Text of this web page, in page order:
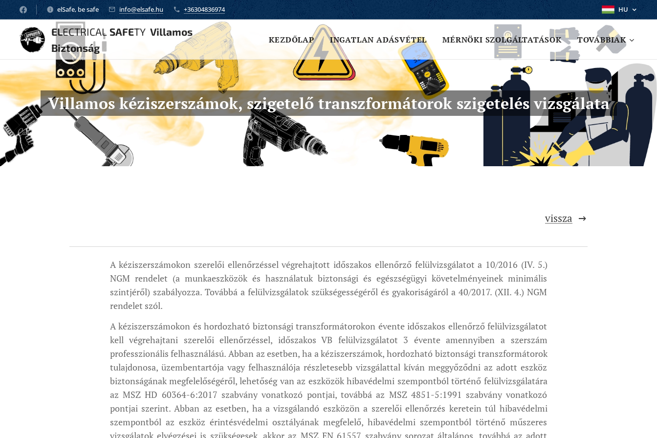
elSafe, be safe info@elsafe.hu +36304836974 HU
ELECTRICAL SAFETY Villamos
Biztonság
KEZDŐLAP INGATLAN ADÁSVÉTEL MÉRNÖKI SZOLGÁLTATÁSOK TOVÁBBIAK
Villamos kéziszerszámok, szigetelő transzformátorok szigetelés vizsgálata
vissza
A kéziszerszámokon szerelői ellenőrzéssel végrehajtott időszakos ellenőrző felülvizs­gálatot a 10/2016 (IV. 5.)
NGM rendelet (a munkaeszközök és használatuk biztonsági és egészségügyi követelményeinek minimális
szintjéről) szabályozza. Továbbá a felülvizsgálatok szükségességéről és gyakoriságáról a 40/2017. (XII. 4.) NGM
rendelet szól.
A kéziszerszámokon és hordozható biztonsági transzformá­torokon évente időszakos ellenőrző felülvizsgá­latot
kell végrehajtani szerelői ellenőrzéssel, időszakos VB felülvizsgálatot 3 évente amennyiben a szerszám
professzionális felhasználású. Abban az esetben, ha a kéziszerszámok, hordoz­ható biztonsági transzformátorok
tulajdonosa, üzembentartója vagy felhasználója részletesebb vizsgálattal kíván meggyőződni az adott eszköz
biztonságának megfelelőségéről, lehetőség van az eszközök hibavédelmi szempontból történő felülvizsgálatára
az MSZ HD 60364-6:2017 szabvány vonatkozó pontjai, továbbá az MSZ 4851-5:1991 szabvány vonatkozó
pontjai szerint. Abban az esetben, ha a vizsgálandó eszközön a szerelői ellenőrzés keretein túl hibavédelmi
szempontból az eszköz érintésvédelmi osztályának megfelelő, hibavédelmi szempontból tör­ténő műszeres
vizsgálatok elvégzései is szükségesek, akkor az MSZ EN 61557 szabvány soro­zat általános, továbbá az adott